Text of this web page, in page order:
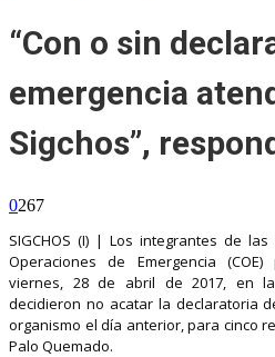
“Con o sin
emergencia
Sigchos”,
0267
SIGCHOS (I) | Los integrantes de
Operaciones de Emergencia
viernes, 28 de abril de 2017, en
decidieron no acatar la declaratoria
organismo el día anterior, para cinco
Palo Quemado.